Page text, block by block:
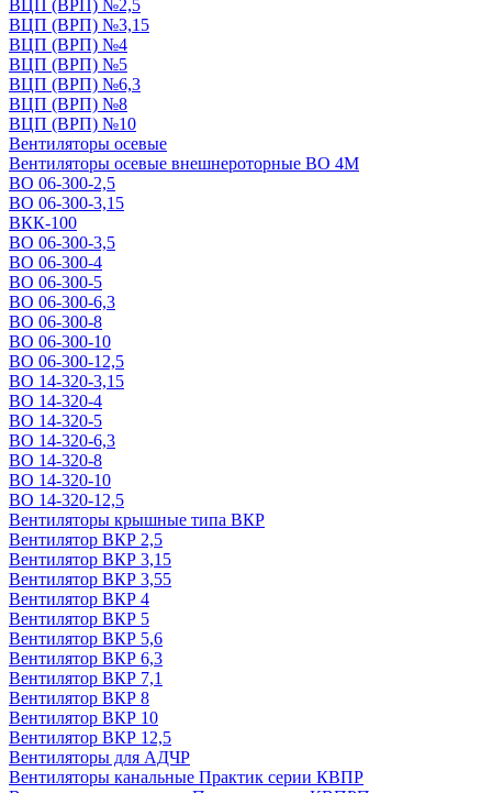
ВЦП (ВРП) №2,5
ВЦП (ВРП) №3,15
ВЦП (ВРП) №4
ВЦП (ВРП) №5
ВЦП (ВРП) №6,3
ВЦП (ВРП) №8
ВЦП (ВРП) №10
Вентиляторы осевые
Вентиляторы осевые внешнероторные ВО 4М
ВО 06-300-2,5
ВО 06-300-3,15
ВКК-100
ВО 06-300-3,5
ВО 06-300-4
ВО 06-300-5
ВО 06-300-6,3
ВО 06-300-8
ВО 06-300-10
ВО 06-300-12,5
ВО 14-320-3,15
ВО 14-320-4
ВО 14-320-5
ВО 14-320-6,3
ВО 14-320-8
ВО 14-320-10
ВО 14-320-12,5
Вентиляторы крышные типа ВКР
Вентилятор ВКР 2,5
Вентилятор ВКР 3,15
Вентилятор ВКР 3,55
Вентилятор ВКР 4
Вентилятор ВКР 5
Вентилятор ВКР 5,6
Вентилятор ВКР 6,3
Вентилятор ВКР 7,1
Вентилятор ВКР 8
Вентилятор ВКР 10
Вентилятор ВКР 12,5
Вентиляторы для АДЧР
Вентиляторы канальные Практик серии КВПР